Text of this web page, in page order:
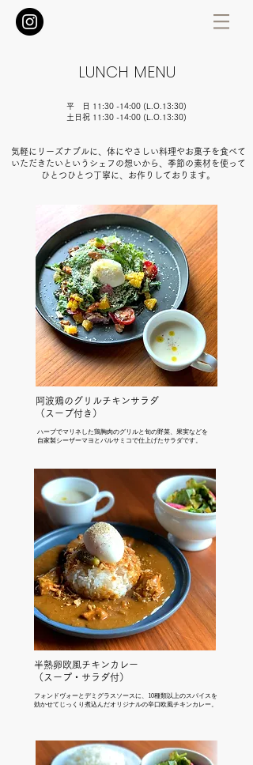
LUNCH MENU
平 日 11:30 -14:00 (L.O.13:30)
土日祝 11:30 -14:00 (L.O.13:30)
気軽にリーズナブルに、体にやさしい料理やお菓子を食べて
いただきたいというシェフの想いから、季節の素材を使って
ひとつひとつ丁寧に、お作りしております。
​阿波鶏のグリルチキンサラダ
​（スープ付き）
ハーブでマリネした鶏胸肉のグリルと旬の野菜、果実などを
自家製シーザーマヨとバルサミコで仕上げたサラダです。
半熟卵欧風チキンカレー
​（スープ・サラダ付）
フォンドヴォーとデミグラスソースに、10種類以上のスパイスを
効かせてじっくり煮込んだオリジナルの辛口欧風チキンカレー。